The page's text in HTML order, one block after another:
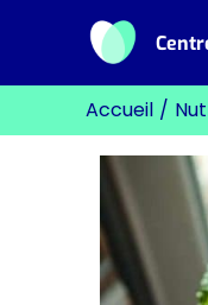
contenu
Accueil